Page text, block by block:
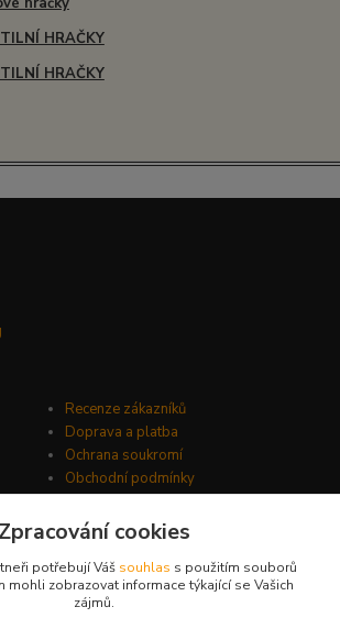
HRAČKY
HRAČKY
Recenze zákazníků
Doprava a platba
Ochrana soukromí
Obchodní podmínky
Zpracování cookies
potřebují Váš souhlas s použitím souborů
mohli zobrazovat informace týkající se Vašich
zájmů.